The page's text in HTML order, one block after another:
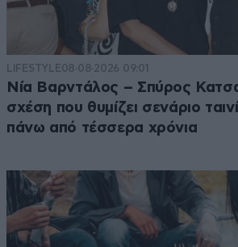
LIFESTYLE08·08·2026 09:01
Νία Βαρντάλος – Σπύρος
σχέση που θυμίζει σενάριο
πάνω από τέσσερα χρόνια